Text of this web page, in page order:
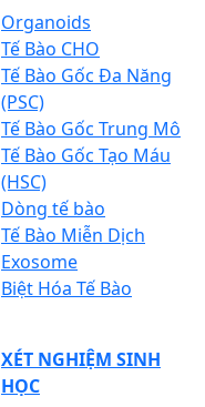
Organoids
Tế Bào CHO
Tế Bào Gốc Đa Năng
(PSC)
Tế Bào Gốc Trung Mô
Tế Bào Gốc Tạo Máu
(HSC)
Dòng tế bào
Tế Bào Miễn Dịch
Exosome
Biệt Hóa Tế Bào
XÉT NGHIỆM SINH
HỌC